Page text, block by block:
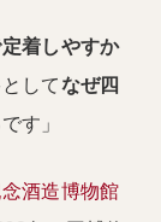
着しやすか
してなぜ四
です」
念酒造博物館